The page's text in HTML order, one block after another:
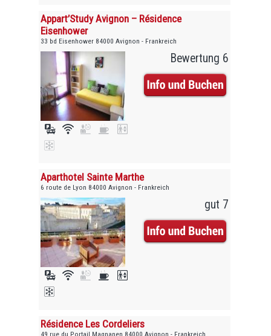
Appart’Study Avignon – Résidence
Eisenhower
33 bd Eisenhower 84000 Avignon - Frankreich
Bewertung 6
Aparthotel Sainte Marthe
6 route de Lyon 84000 Avignon - Frankreich
gut 7
Résidence Les Cordeliers
49 rue du Portail Magnanen 84000 Avignon - Frankreich